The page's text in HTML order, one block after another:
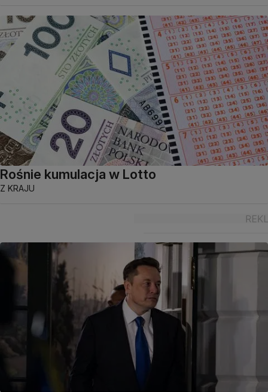
Rośnie kumulacja w Lotto
Z KRAJU